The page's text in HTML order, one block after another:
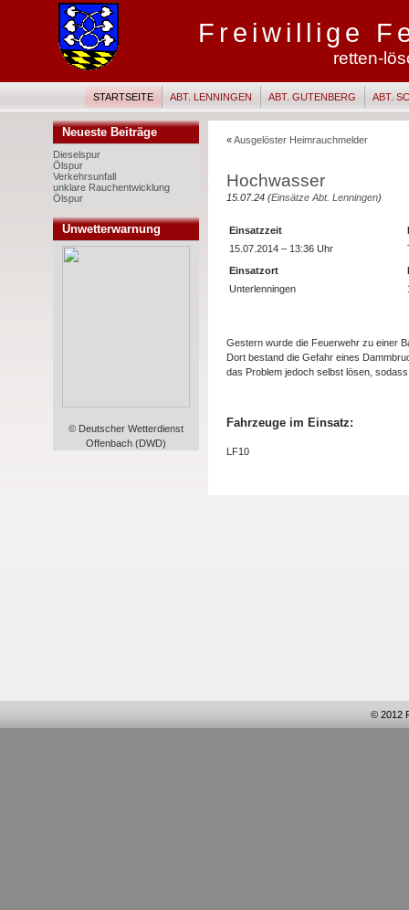
Freiwillige
retten-
STARTSEITE ABT. LENNINGEN ABT. GUTENBERG ABT.
Neueste Beiträge
Dieselspur
Ölspur
Verkehrsunfall
unklare Rauchentwicklung
Ölspur
Unwetterwarnung
© Deutscher Wetterdienst
Offenbach (DWD)
«Ausgelöster Heimrauchmelder
Hochwasser
15.07.24 (Einsätze Abt. Lenningen)
Einsatzzeit
15.07.2014 – 13:36 Uhr
Einsatzort
Unterlenningen
Gestern wurde die Feuerwehr zu einer
Dort bestand die Gefahr eines
das Problem jedoch selbst lösen,
Fahrzeuge im Einsatz:
LF10
© 2012